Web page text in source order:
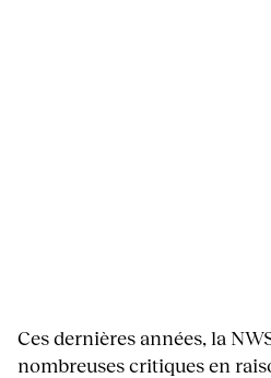
Ces dernières années, la
nombreuses critiques en